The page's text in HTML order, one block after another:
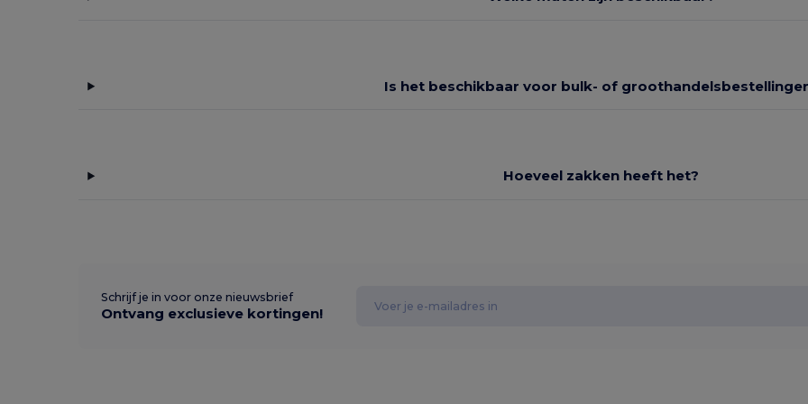
Is het beschikbaar voor bulk- of
Hoeveel zakken heeft het?
Schrijf je in voor onze nieuwsbrief
Ontvang exclusieve kortingen!